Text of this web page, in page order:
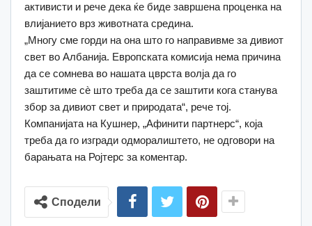
активисти и рече дека ќе биде завршена проценка на
влијанието врз животната средина.
„Многу сме горди на она што го направивме за дивиот
свет во Албанија. Европската комисија нема причина
да се сомнева во нашата цврста волја да го
заштитиме сè што треба да се заштити кога станува
збор за дивиот свет и природата“, рече тој.
Компанијата на Кушнер, „Афинити партнерс“, која
треба да го изгради одморалиштето, не одговори на
барањата на Ројтерс за коментар.
Сподели